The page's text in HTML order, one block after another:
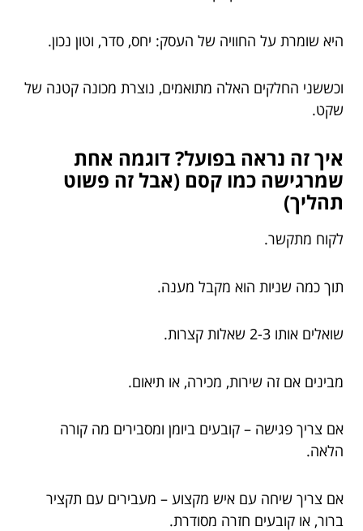
היא שומרת על החוויה של העסק: יחס, סדר, וטון נכון.
וכששני החלקים האלה מתואמים, נוצרת מכונה קטנה של
שקט.
איך זה נראה בפועל? דוגמה אחת
שמרגישה כמו קסם (אבל זה פשוט
תהליך)
לקוח מתקשר.
תוך כמה שניות הוא מקבל מענה.
שואלים אותו 2-3 שאלות קצרות.
מבינים אם זה שירות, מכירה, או תיאום.
אם צריך פגישה – קובעים ביומן ומסבירים מה קורה
הלאה.
אם צריך שיחה עם איש מקצוע – מעבירים עם תקציר
ברור, או קובעים חזרה מסודרת.